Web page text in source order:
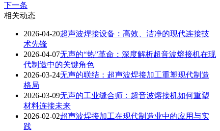
下一条
相关动态
2026-04-20超声波焊接设备：高效、洁净的现代连接技
术先锋
2026-04-07无声的“热”革命：深度解析超音波熔接机在现
代制造中的关键角色
2026-03-24无声的联结：超声波焊接加工重塑现代制造
格局
2026-03-09无声的工业缝合师：超音波熔接机如何重塑
材料连接未来
2026-02-02超声波焊接加工在现代制造业中的应用与实
践